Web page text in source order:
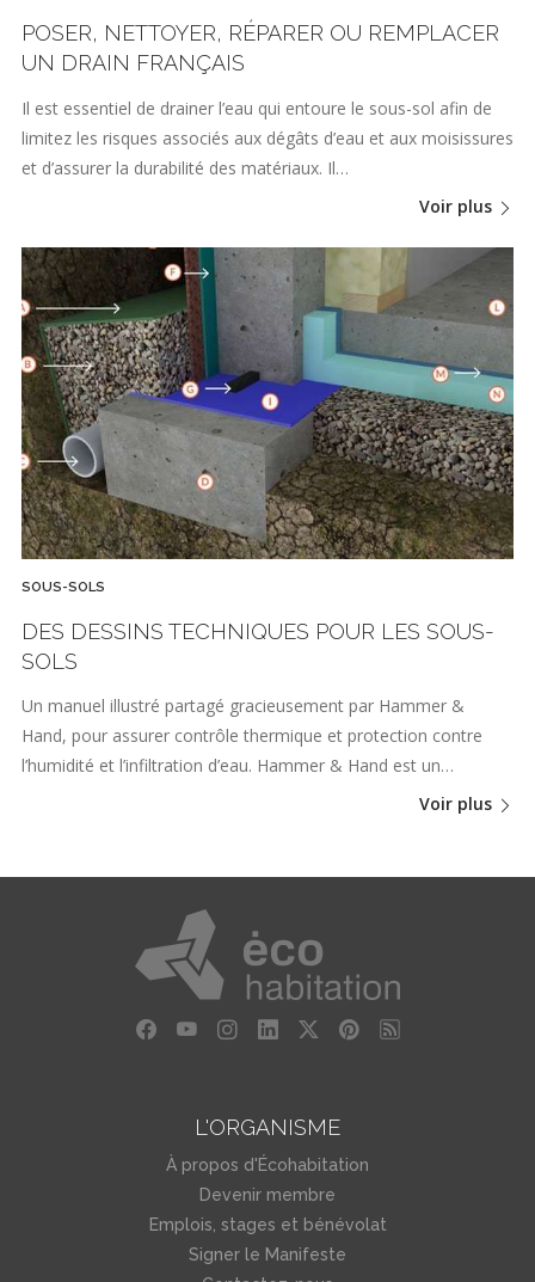
POSER, NETTOYER, RÉPARER OU REMPLACER
UN DRAIN FRANÇAIS
Il est essentiel de drainer l’eau qui entoure le sous-sol afin de
limitez les risques associés aux dégâts d’eau et aux moisissures
et d’assurer la durabilité des matériaux. Il…
Voir plus
SOUS-SOLS
DES DESSINS TECHNIQUES POUR LES SOUS-
SOLS
Un manuel illustré partagé gracieusement par Hammer &
Hand, pour assurer contrôle thermique et protection contre
l’humidité et l’infiltration d’eau. Hammer & Hand est un…
Voir plus
L'ORGANISME
À propos d'Écohabitation
Devenir membre
Emplois, stages et bénévolat
Signer le Manifeste